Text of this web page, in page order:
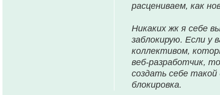
расцениваем, как
Никаких жк я себе
заблокирую. Если у
коллективом,
веб-разработчик,
создать себе
блокировка.